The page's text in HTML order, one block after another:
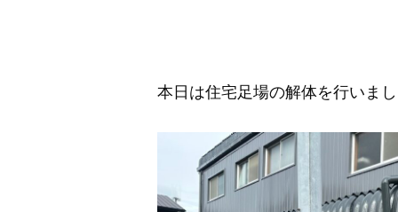
本日は住宅足場の解体を行いま